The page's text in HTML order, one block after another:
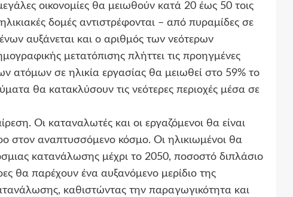
οικονομίες θα μειωθούν κατά 20 έως 50 τοις
δομές αντιστρέφονται – από πυραμίδες σε
αυξάνεται και ο αριθμός των νεότερων
μετατόπισης πλήττει τις προηγμένες
ατόμων σε ηλικία εργασίας θα μειωθεί στο 59% το
θα κατακλύσουν τις νεότερες περιοχές μέσα σε
Οι καταναλωτές και οι εργαζόμενοι θα είναι
στον αναπτυσσόμενο κόσμο. Οι ηλικιωμένοι θα
κατανάλωσης μέχρι το 2050, ποσοστό διπλάσιο
θα παρέχουν ένα αυξανόμενο μερίδιο της
καθιστώντας την παραγωγικότητα και